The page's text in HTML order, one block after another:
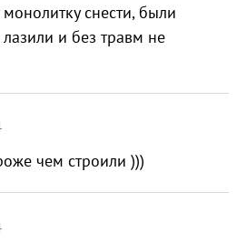
снести, были
и без травм не
чем строили )))